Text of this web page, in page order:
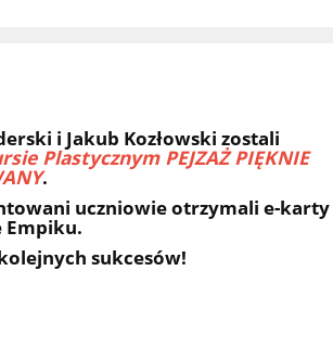
i Jakub Kozłowski zostali
Plastycznym PEJZAŻ PIĘKNIE
.
uczniowie otrzymali e-karty
Empiku.
sukcesów!